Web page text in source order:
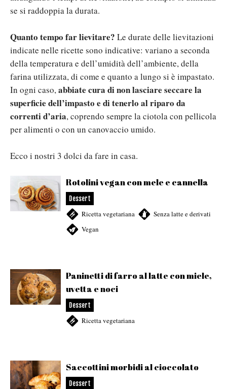
se si raddoppia la durata.
Quanto tempo far lievitare? Le durate delle lievitazioni
indicate nelle ricette sono indicative: variano a seconda
della temperatura e dell’umidità dell’ambiente, della
farina utilizzata, di come e quanto a lungo si è impastato.
In ogni caso,abbiate cura di non lasciare seccare la
superficie dell’impasto e di tenerlo al riparo da
correnti d’aria, coprendo sempre la ciotola con pellicola
per alimenti o con un canovaccio umido.
Ecco i nostri 3 dolci da fare in casa.
Rotolini vegan con mele e cannella
Dessert
Ricetta vegetariana Senza latte e derivati
Vegan
Paninetti di farro al latte con miele,
uvetta e noci
Dessert
Ricetta vegetariana
Saccottini morbidi al cioccolato
Dessert